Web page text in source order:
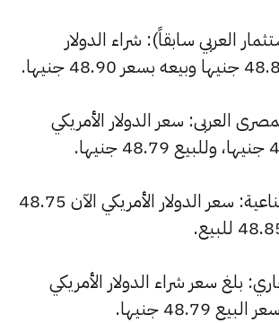
العربي سابقاً): شراء الدولار
العربى: سعر الدولار الأمريكي
بنك التنمية الصناعية: سعر الدولار الأمريكي الآن 48.75
بلغ سعر شراء الدولار الأمريكي